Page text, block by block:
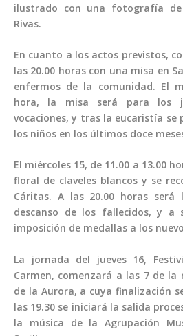
ilustrado con una fotografía de
Rivas.
En cuanto a los actos previstos,
las 20.00 horas con una misa en
enfermos de la comunidad. El
hora, la misa será para los
vocaciones, y tras la eucaristía se
los niños en los últimos doce
El miércoles 15, de 11.00 a 13.00
floral de claveles blancos y se
Cáritas. A las 20.00 horas
descanso de los fallecidos, y a
imposición de medallas a los
La jornada del jueves 16,
Carmen, comenzará a las 7 de la
de la Aurora, a cuya finalización
las 19.30 se iniciará la salida
la música de la Agrupación